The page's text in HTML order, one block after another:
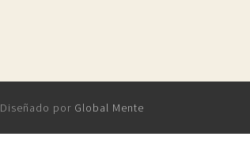
Diseñado por Global Mente